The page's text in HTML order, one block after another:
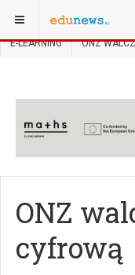
JESTEŚ TUTAJ:
E-LEARNING ONZ
ONZ
cyfrową